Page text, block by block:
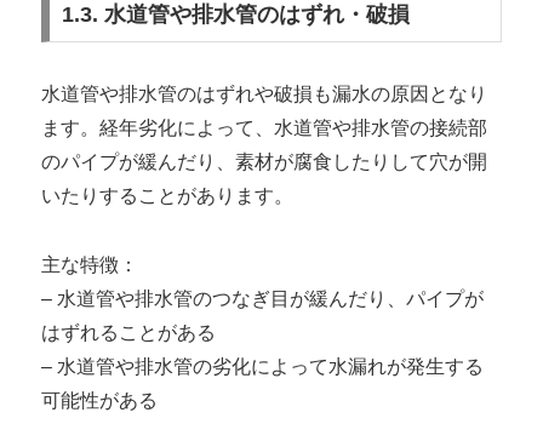
1.3. 水道管や排水管のはずれ・破損
水道管や排水管のはずれや破損も漏水の原因となり
ます。経年劣化によって、水道管や排水管の接続部
のパイプが緩んだり、素材が腐食したりして穴が開
いたりすることがあります。
主な特徴：
– 水道管や排水管のつなぎ目が緩んだり、パイプが
はずれることがある
– 水道管や排水管の劣化によって水漏れが発生する
可能性がある